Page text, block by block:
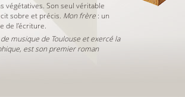
végétatives. Son seul véritable
sobre et précis. Mon frère : un
de l’écriture.
musique de Toulouse et exercé la
est son premier roman